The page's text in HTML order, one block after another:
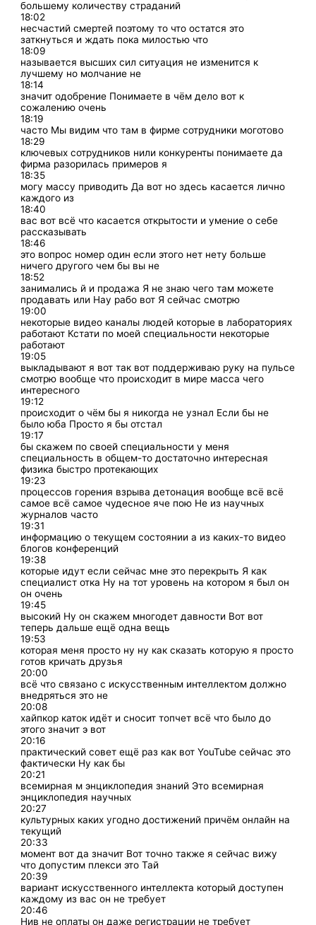
большему количеству страданий
18:02
несчастий смертей поэтому то что остатся это
заткнуться и ждать пока милостью что
18:09
называется высших сил ситуация не изменится к
лучшему но молчание не
18:14
значит одобрение Понимаете в чём дело вот к
сожалению очень
18:19
часто Мы видим что там в фирме сотрудники моготово
18:29
ключевых сотрудников нили конкуренты понимаете да
фирма разорилась примеров я
18:35
могу массу приводить Да вот но здесь касается лично
каждого из
18:40
вас вот всё что касается открытости и умение о себе
рассказывать
18:46
это вопрос номер один если этого нет нету больше
ничего другого чем бы вы не
18:52
занимались й и продажа Я не знаю чего там можете
продавать или Нау рабо вот Я сейчас смотрю
19:00
некоторые видео каналы людей которые в лабораториях
работают Кстати по моей специальности некоторые
работают
19:05
выкладывают я вот так вот поддерживаю руку на пульсе
смотрю вообще что происходит в мире масса чего
интересного
19:12
происходит о чём бы я никогда не узнал Если бы не
было юба Просто я бы отстал
19:17
бы скажем по своей специальности у меня
специальность в общем-то достаточно интересная
физика быстро протекающих
19:23
процессов горения взрыва детонация вообще всё всё
самое всё самое чудесное яче пою Не из научных
журналов часто
19:31
информацию о текущем состоянии а из каких-то видео
блогов конференций
19:38
которые идут если сейчас мне это перекрыть Я как
специалист отка Ну на тот уровень на котором я был он
он очень
19:45
высокий Ну он скажем многодет давности Вот вот
теперь дальше ещё одна вещь
19:53
которая меня просто ну ну как сказать которую я просто
готов кричать друзья
20:00
всё что связано с искусственным интеллектом должно
внедряться это не
20:08
хайпкор каток идёт и сносит топчет всё что было до
этого значит э вот
20:16
практический совет ещё раз как вот YouTube сейчас это
фактически Ну как бы
20:21
всемирная м энциклопедия знаний Это всемирная
энциклопедия научных
20:27
культурных каких угодно достижений причём онлайн на
текущий
20:33
момент вот да значит Вот точно также я сейчас вижу
что допустим плекси это Тай
20:39
вариант искусственного интеллекта который доступен
каждому из вас он не требует
20:46
Нив не оплаты он даже регистрации не требует